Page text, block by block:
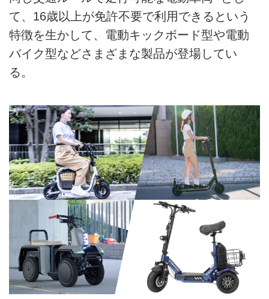
て、16歳以上が免許不要で利用できるという
特徴を生かして、電動キックボード型や電動
バイク型などさまざまな製品が登場してい
る。